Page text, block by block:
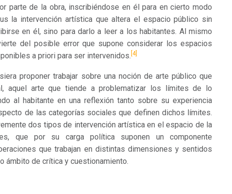
parte de la obra, inscribiéndose en él para en cierto modo
la intervención artística que altera el espacio público sin
en él, sino para darlo a leer a los habitantes. Al mismo
del posible error que supone considerar los espacios
a priori para ser intervenidos. [4]
proponer trabajar sobre una noción de arte público que
aquel arte que tiende a problematizar los límites de lo
al habitante en una reflexión tanto sobre su experiencia
de las categorías sociales que definen dichos límites.
dos tipos de intervención artística en el espacio de la
que por su carga política suponen un componente
que trabajan en distintas dimensiones y sentidos
ámbito de crítica y cuestionamiento.